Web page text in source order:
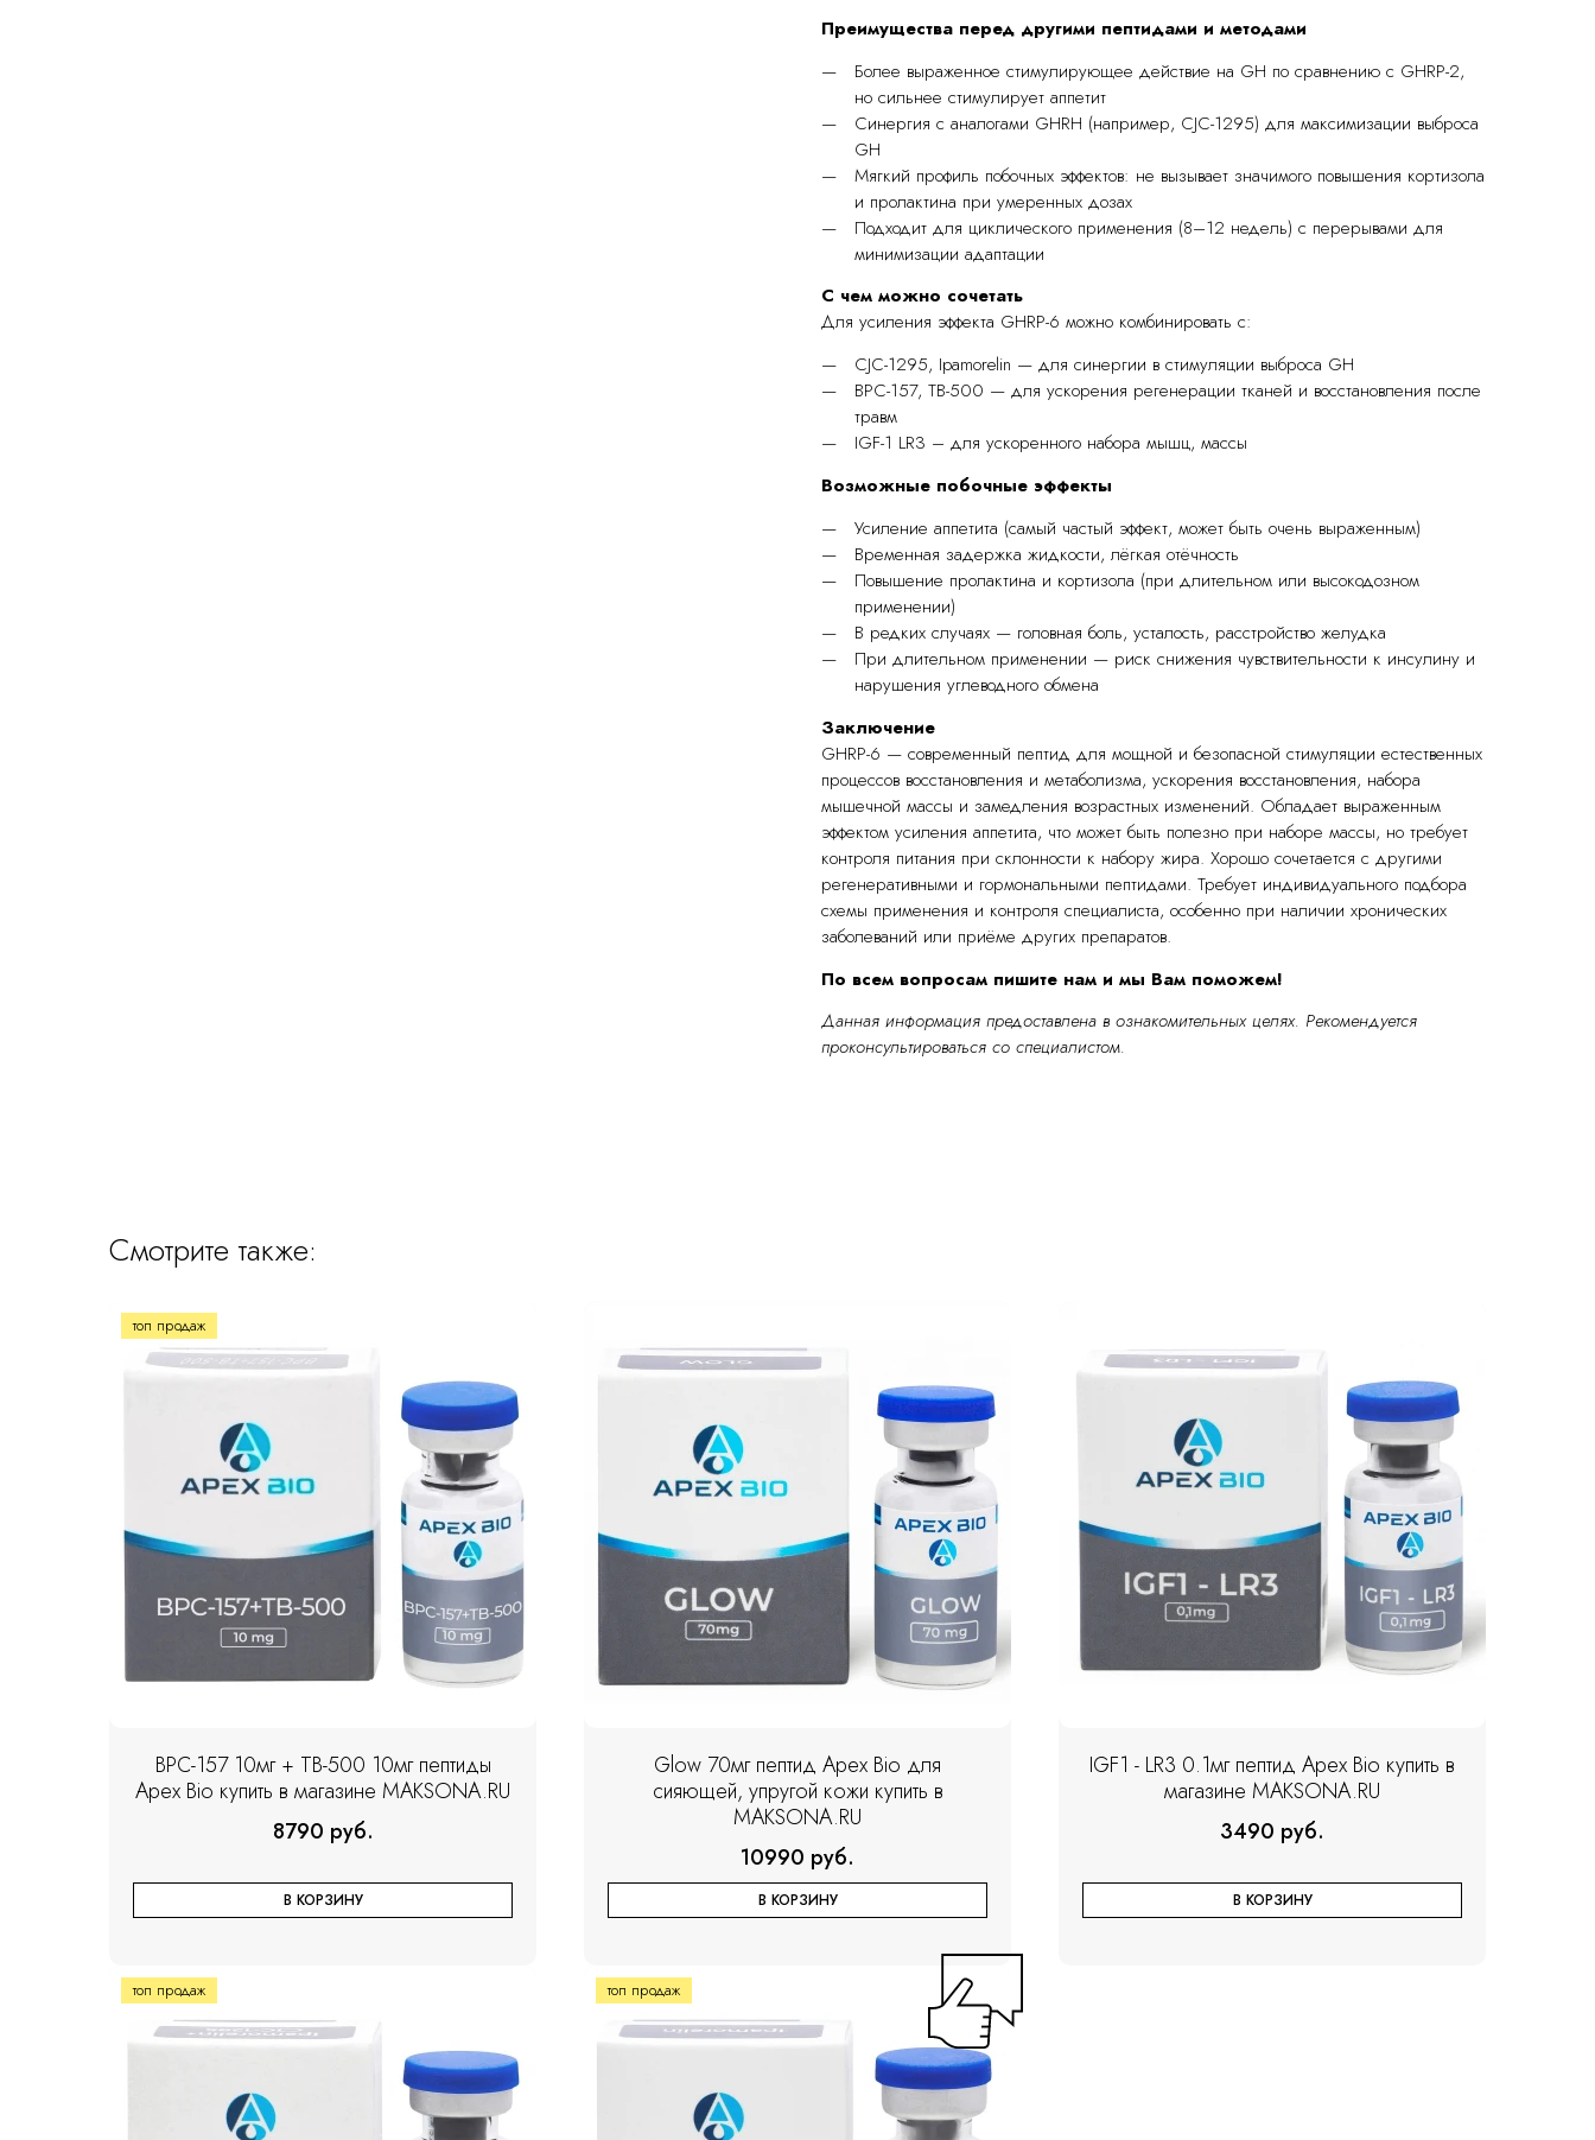
Преимущества перед другими пептидами и методами
Более выраженное стимулирующее действие на GH по сравнению с GHRP-2,
но сильнее стимулирует аппетит
Синергия с аналогами GHRH (например, CJC-1295) для максимизации выброса
GH
Мягкий профиль побочных эффектов: не вызывает значимого повышения кортизола
и пролактина при умеренных дозах
Подходит для циклического применения (8–12 недель) с перерывами для
минимизации адаптации
С чем можно сочетать
Для усиления эффекта GHRP-6 можно комбинировать с:
CJC-1295, Ipamorelin — для синергии в стимуляции выброса GH
BPC-157, TB-500 — для ускорения регенерации тканей и восстановления после
травм
IGF-1 LR3 – для ускоренного набора мышц, массы
Возможные побочные эффекты
Усиление аппетита (самый частый эффект, может быть очень выраженным)
Временная задержка жидкости, лёгкая отёчность
Повышение пролактина и кортизола (при длительном или высокодозном
применении)
В редких случаях — головная боль, усталость, расстройство желудка
При длительном применении — риск снижения чувствительности к инсулину и
нарушения углеводного обмена
Заключение
GHRP-6 — современный пептид для мощной и безопасной стимуляции естественных
процессов восстановления и метаболизма, ускорения восстановления, набора
мышечной массы и замедления возрастных изменений. Обладает выраженным
эффектом усиления аппетита, что может быть полезно при наборе массы, но требует
контроля питания при склонности к набору жира. Хорошо сочетается с другими
регенеративными и гормональными пептидами. Требует индивидуального подбора
схемы применения и контроля специалиста, особенно при наличии хронических
заболеваний или приёме других препаратов.
По всем вопросам пишите нам и мы Вам поможем!
Данная информация предоставлена в ознакомительных целях. Рекомендуется
проконсультироваться со специалистом.
Смотрите также:
топ продаж
BPC-157 10мг + TB-500 10мг пептиды
Apex Bio купить в магазине MAKSONA.RU
8790 руб.
В КОРЗИНУ
Glow 70мг пептид Apex Bio для
сияющей, упругой кожи купить в
MAKSONA.RU
10990 руб.
В КОРЗИНУ
IGF1 - LR3 0.1мг пептид Apex Bio купить в
магазине MAKSONA.RU
3490 руб.
В КОРЗИНУ
топ продаж топ продаж